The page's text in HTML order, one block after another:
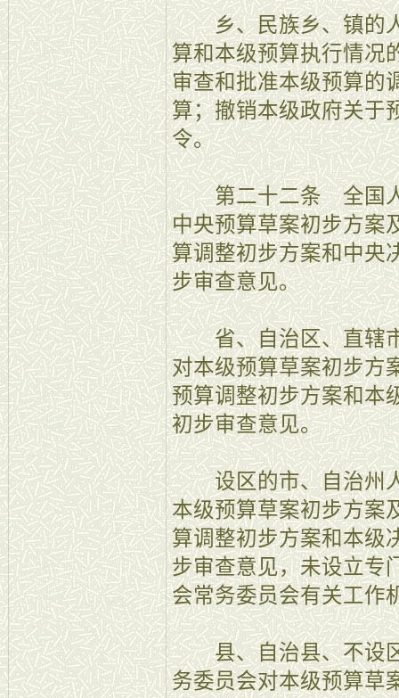
乡、民族乡、镇的人
算和本级预算执行情况
审查和批准本级预算的
算；撤销本级政府关于
令。
第二十二条 全国人
中央预算草案初步方案
算调整初步方案和中央
步审查意见。
省、自治区、直辖市
对本级预算草案初步方
预算调整初步方案和本
初步审查意见。
设区的市、自治州人
本级预算草案初步方案
算调整初步方案和本级
步审查意见，未设立专
会常务委员会有关工作
县、自治县、不设区
务委员会对本级预算草